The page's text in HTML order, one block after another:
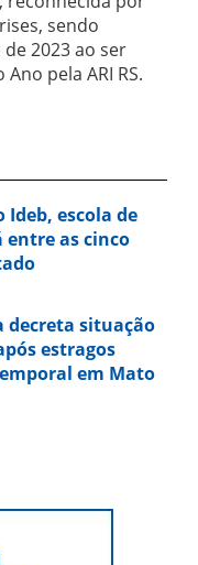
sendo
2023 ao ser
pela ARI RS.
Ideb, escola de
entre as cinco
decreta situação
estragos
em Mato